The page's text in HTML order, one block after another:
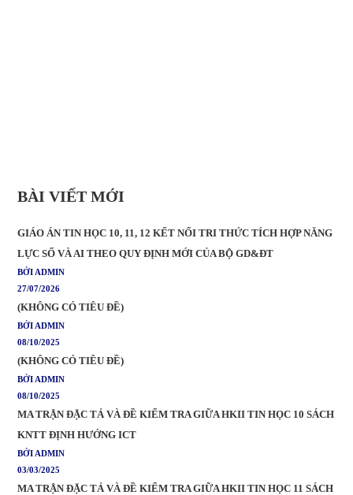
BÀI VIẾT MỚI
GIÁO ÁN TIN HỌC 10, 11, 12 KẾT NỐI TRI THỨC TÍCH HỢP NĂNG
LỰC SỐ VÀ AI THEO QUY ĐỊNH MỚI CỦA BỘ GD&ĐT
BỞI ADMIN
27/07/2026
(KHÔNG CÓ TIÊU ĐỀ)
BỞI ADMIN
08/10/2025
(KHÔNG CÓ TIÊU ĐỀ)
BỞI ADMIN
08/10/2025
MA TRẬN ĐẶC TẢ VÀ ĐỀ KIỂM TRA GIỮA HKII TIN HỌC 10 SÁCH
KNTT ĐỊNH HƯỚNG ICT
BỞI ADMIN
03/03/2025
MA TRẬN ĐẶC TẢ VÀ ĐỀ KIỂM TRA GIỮA HKII TIN HỌC 11 SÁCH